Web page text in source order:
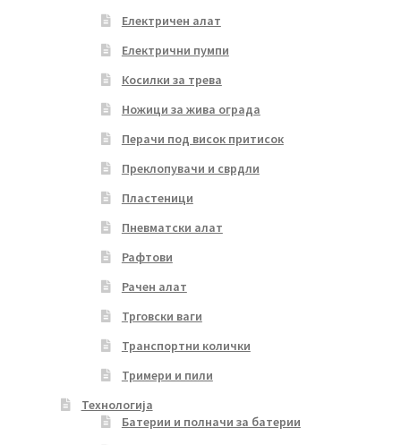
Електричен алат
Електрични пумпи
Косилки за трева
Ножици за жива ограда
Перачи под висок притисок
Преклопувачи и сврдли
Пластеници
Пневматски алат
Рафтови
Рачен алат
Трговски ваги
Транспортни колички
Тримери и пили
Технологија
Батерии и полначи за батерии